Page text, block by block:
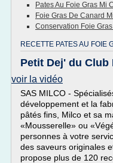
Pates Au Foie Gras Mi
Foie Gras De Canard
Conservation Foie
RECETTE PATES AU FOIE
Petit Dej' du Club
voir la vidéo
SAS MILCO -
développement et la
pâtés fins, Milco et sa
«Mousserelle» ou
personnes à votre
des saveurs originales
propose plus de 120